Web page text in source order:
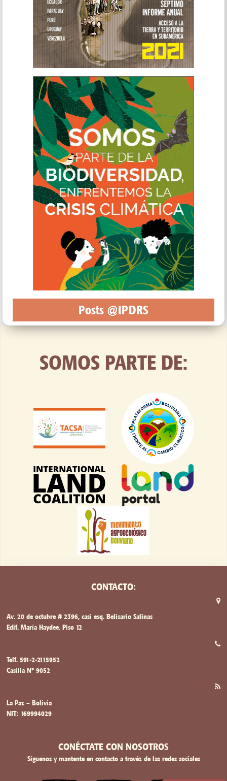
VISITA NUESTRO
Posts @IPDRS
SOMOS PARTE DE:
CONTACTO:
Av. 20 de octubre # 2396, casi esq. Belisario Salinas
Edif. María Haydee. Piso 12
Telf. 591-2-2115952
Casilla Nº 9052
La Paz – Bolivia
NIT: 169994029
CONÉCTATE CON NOSOTROS
Síguenos y mantente en contacto a travéz de las redes sociales